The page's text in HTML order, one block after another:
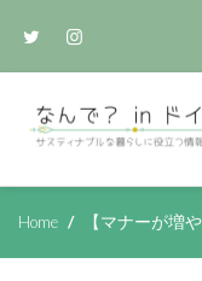
なん
サスティナブルな生
Home 【マナーが増